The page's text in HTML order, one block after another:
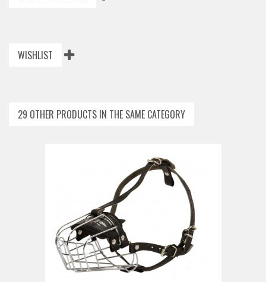
WISHLIST
29 OTHER PRODUCTS IN THE SAME CATEGORY